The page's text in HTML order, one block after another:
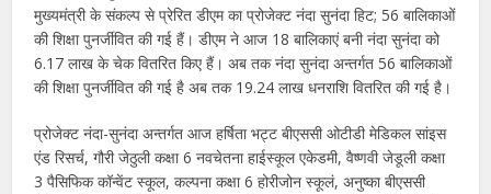
मुख्यमंत्री के संकल्प से प्रेरित डीएम का प्रोजेक्ट नंदा सुनंदा हिट; 56 बालिकाओं
की शिक्षा पुनर्जीवित की गई हैं। डीएम ने आज 18 बालिकाएं बनी नंदा सुनंदा को
6.17 लाख के चेक वितरित किए हैं। अब तक नंदा सुनंदा अन्तर्गत 56 बालिकाओं
की शिक्षा पुनर्जीवित की गई है अब तक 19.24 लाख धनराशि वितरित की गई है।
प्रोजेक्ट नंदा-सुनंदा अन्तर्गत आज हर्षिता भट्ट बीएससी ओटीडी मेडिकल सांइस
एंड रिसर्च, गौरी जेठुली कक्षा 6 नवचेतना हाईस्कूल एकेडमी, वैष्णवी जेडूली कक्षा
3 पैसिफिक कॉन्वेंट स्कूल, कल्पना कक्षा 6 होरीजोन स्कूलं, अनुष्का बीएससी